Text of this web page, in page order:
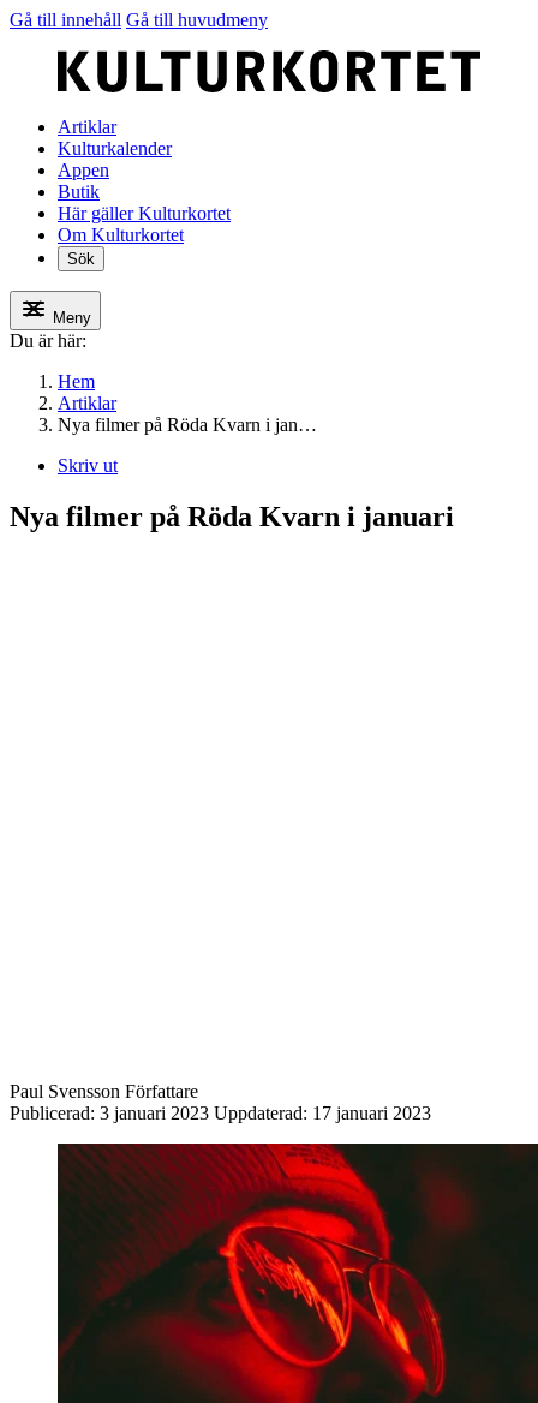
Gå till innehåll Gå till huvudmeny
Artiklar
Kulturkalender
Appen
Butik
Här gäller Kulturkortet
Om Kulturkortet
Sök
Meny
Du är här:
Hem
Artiklar
Nya filmer på Röda Kvarn i jan…
Skriv ut
Nya filmer på Röda Kvarn i januari
Paul Svensson Författare
Publicerad: 3 januari 2023 Uppdaterad: 17 januari 2023